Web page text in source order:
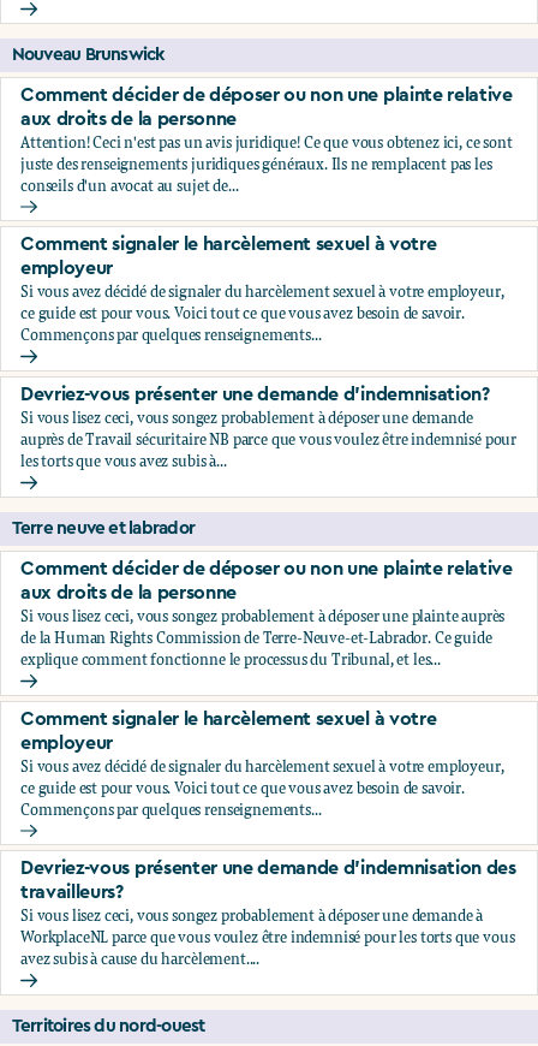
Devriez-vous présenter une demande d'indemnisation?
Nouveau Brunswick
Comment décider de déposer ou non une plainte relative
aux droits de la personne
Attention! Ceci n'est pas un avis juridique! Ce que vous obtenez ici, ce sont
juste des renseignements juridiques généraux. Ils ne remplacent pas les
conseils d'un avocat au sujet de...
Comment décider de déposer ou non une plainte relative
Comment signaler le harcèlement sexuel à votre
employeur
Si vous avez décidé de signaler du harcèlement sexuel à votre employeur,
ce guide est pour vous. Voici tout ce que vous avez besoin de savoir.
Commençons par quelques renseignements...
Comment signaler le harcèlement sexuel à votre employeur
Devriez-vous présenter une demande d'indemnisation?
Si vous lisez ceci, vous songez probablement à déposer une demande
auprès de Travail sécuritaire NB parce que vous voulez être indemnisé pour
les torts que vous avez subis à...
Devriez-vous présenter une demande d'indemnisation?
Terre neuve et labrador
Comment décider de déposer ou non une plainte relative
aux droits de la personne
Si vous lisez ceci, vous songez probablement à déposer une plainte auprès
de la Human Rights Commission de Terre-Neuve-et-Labrador. Ce guide
explique comment fonctionne le processus du Tribunal, et les...
Comment décider de déposer ou non une plainte relative
Comment signaler le harcèlement sexuel à votre
employeur
Si vous avez décidé de signaler du harcèlement sexuel à votre employeur,
ce guide est pour vous. Voici tout ce que vous avez besoin de savoir.
Commençons par quelques renseignements...
Comment signaler le harcèlement sexuel à votre employeur
Devriez-vous présenter une demande d’indemnisation des
travailleurs?
Si vous lisez ceci, vous songez probablement à déposer une demande à
WorkplaceNL parce que vous voulez être indemnisé pour les torts que vous
avez subis à cause du harcèlement....
Devriez-vous présenter une demande d’indemnisation des
Territoires du nord-ouest